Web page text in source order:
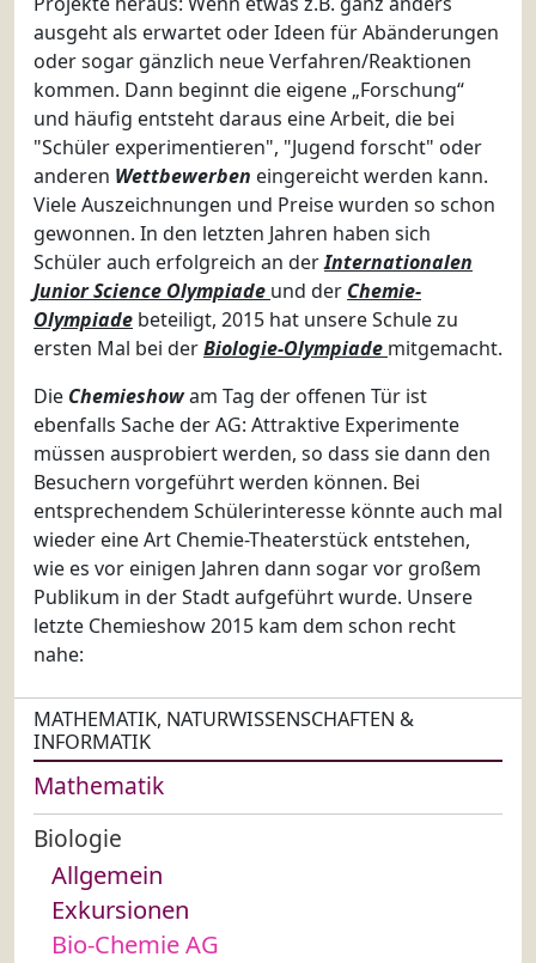
ausgeht als erwartet oder Ideen für Abänderungen
oder sogar gänzlich neue Verfahren/Reaktionen
kommen. Dann beginnt die eigene „Forschung“
und häufig entsteht daraus eine Arbeit, die bei
"Schüler experimentieren", "Jugend forscht" oder
anderen Wettbewerben eingereicht werden kann.
Viele Auszeichnungen und Preise wurden so schon
gewonnen. In den letzten Jahren haben sich
Schüler auch erfolgreich an derInternationalen
Junior Science Olympiade und der Chemie-
Olympiade beteiligt, 2015 hat unsere Schule zu
ersten Mal bei derBiologie-Olympiade mitgemacht.
Die Chemieshowam Tag der offenen Tür ist
ebenfalls Sache der AG: Attraktive Experimente
müssen ausprobiert werden, so dass sie dann den
Besuchern vorgeführt werden können. Bei
entsprechendem Schülerinteresse könnte auch mal
wieder eine Art Chemie-Theaterstück entstehen,
wie es vor einigen Jahren dann sogar vor großem
Publikum in der Stadt aufgeführt wurde. Unsere
letzte Chemieshow 2015 kam dem schon recht
nahe:
MATHEMATIK, NATURWISSENSCHAFTEN &
INFORMATIK
Mathematik
Biologie
Allgemein
Exkursionen
Bio-Chemie AG